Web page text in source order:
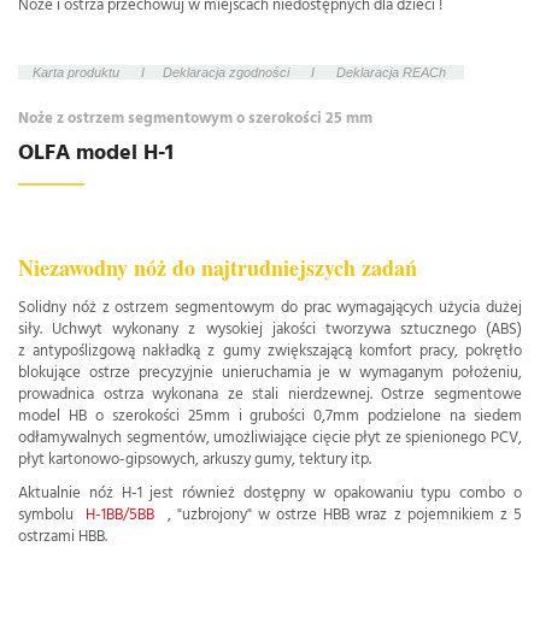
Noże i ostrza przechowuj w miejscach niedostępnych dla dzieci !
Karta produktu I Deklaracja zgodności I Deklaracja REACh
Noże z ostrzem segmentowym o szerokości 25 mm
OLFA model H-1
Niezawodny nóż do najtrudniejszych zadań
Solidny nóż z ostrzem segmentowym do prac wymagających użycia dużej
siły. Uchwyt wykonany z wysokiej jakości tworzywa sztucznego (ABS)
z antypoślizgową nakładką z gumy zwiększającą komfort pracy, pokrętło
blokujące ostrze precyzyjnie unieruchamia je w wymaganym położeniu,
prowadnica ostrza wykonana ze stali nierdzewnej. Ostrze segmentowe
model HB o szerokości 25mm i grubości 0,7mm podzielone na siedem
odłamywalnych segmentów, umożliwiające cięcie płyt ze spienionego PCV,
płyt kartonowo-gipsowych, arkuszy gumy, tektury itp.
Aktualnie nóż H-1 jest również dostępny w opakowaniu typu combo o
symbolu H-1BB/5BB , "uzbrojony" w ostrze HBB wraz z pojemnikiem z 5
ostrzami HBB.